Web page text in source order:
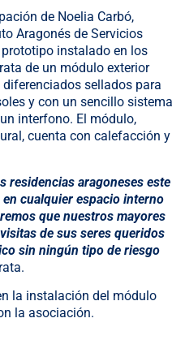
de Noelia Carbó,
Aragonés de Servicios
instalado en los
de un módulo exterior
sellados para
y con un sencillo sistema
interfono. El módulo,
cuenta con calefacción y
residencias aragoneses este
cualquier espacio interno
que nuestros mayores
de sus seres queridos
sin ningún tipo de riesgo
la instalación del módulo
la asociación.